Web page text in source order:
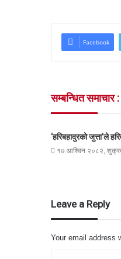
Facebook
सम्बन्धित समाचार :
‘हरिबहादुरको जुत्ता’ले
१७ आश्विन २०८२,
Leave a Reply
Your email address